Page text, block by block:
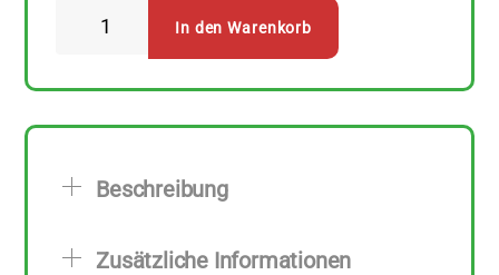
Stück
In den Warenkorb
Beschreibung
Zusätzliche Informationen